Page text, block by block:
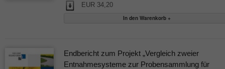
EUR 34,20
Endbericht zum Projekt „Vergleich zweier
Entnahmesysteme zur Probensammlung für